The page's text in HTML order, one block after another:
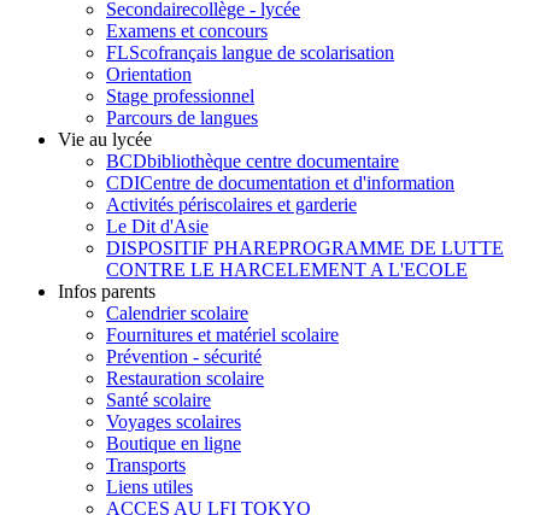
Secondairecollège - lycée
Examens et concours
FLScofrançais langue de scolarisation
Orientation
Stage professionnel
Parcours de langues
Vie au lycée
BCDbibliothèque centre documentaire
CDICentre de documentation et d'information
Activités périscolaires et garderie
Le Dit d'Asie
DISPOSITIF PHAREPROGRAMME DE LUTTE
CONTRE LE HARCELEMENT A L'ECOLE
Infos parents
Calendrier scolaire
Fournitures et matériel scolaire
Prévention - sécurité
Restauration scolaire
Santé scolaire
Voyages scolaires
Boutique en ligne
Transports
Liens utiles
ACCES AU LFI TOKYO